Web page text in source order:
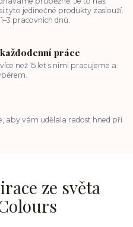
tyto jedinečné produkty zaslouží.
pracovních dnů.
práce
než 15 let s nimi pracujeme a
aby vám udělala radost hned při
ze světa